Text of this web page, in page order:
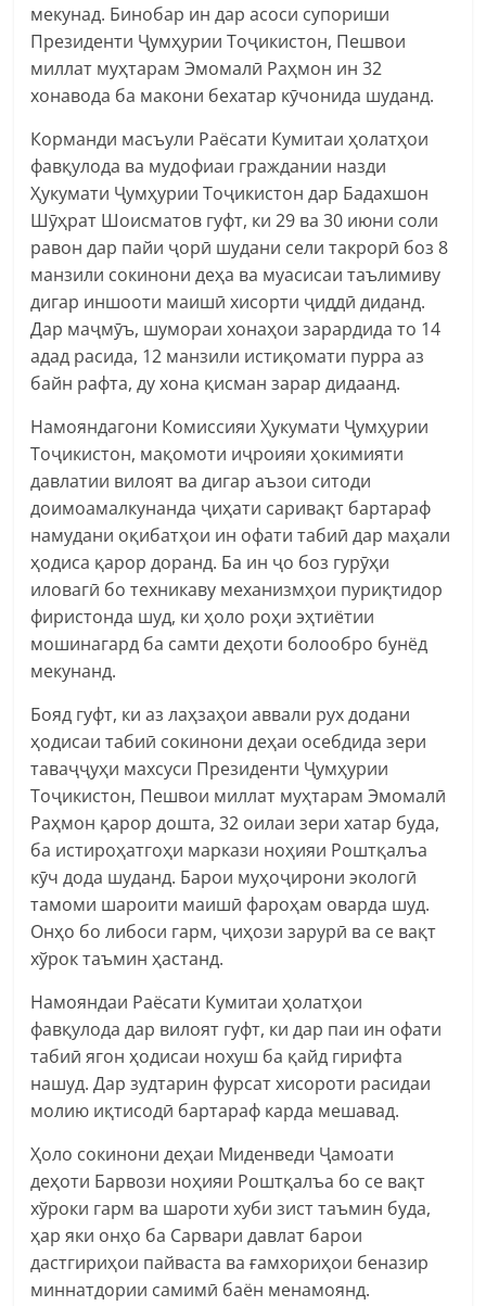
мекунад. Бинобар ин дар асоси супориши
Президенти Ҷумҳурии Тоҷикистон, Пешвои
миллат муҳтарам Эмомалӣ Раҳмон ин 32
хонавода ба макони бехатар кӯчонида шуданд.
Корманди масъули Раёсати Кумитаи ҳолатҳои
фавқулода ва мудофиаи граждании назди
Ҳукумати Ҷумҳурии Тоҷикистон дар Бадахшон
Шӯҳрат Шоисматов гуфт, ки 29 ва 30 июни соли
равон дар пайи ҷорӣ шудани сели такрорӣ боз 8
манзили сокинони деҳа ва муасисаи таълимиву
дигар иншооти маишӣ хисорти ҷиддӣ диданд.
Дар маҷмӯъ, шумораи хонаҳои зарардида то 14
адад расида, 12 манзили истиқомати пурра аз
байн рафта, ду хона қисман зарар дидаанд.
Намояндагони Комиссияи Ҳукумати Ҷумҳурии
Тоҷикистон, мақомоти иҷроияи ҳокимияти
давлатии вилоят ва дигар аъзои ситоди
доимоамалкунанда ҷиҳати саривақт бартараф
намудани оқибатҳои ин офати табиӣ дар маҳали
ҳодиса қарор доранд. Ба ин ҷо боз гурӯҳи
иловагӣ бо техникаву механизмҳои пуриқтидор
фиристонда шуд, ки ҳоло роҳи эҳтиётии
мошинагард ба самти деҳоти болообро бунёд
мекунанд.
Бояд гуфт, ки аз лаҳзаҳои аввали рух додани
ҳодисаи табиӣ сокинони деҳаи осебдида зери
таваҷҷуҳи махсуси Президенти Ҷумҳурии
Тоҷикистон, Пешвои миллат муҳтарам Эмомалӣ
Раҳмон қарор дошта, 32 оилаи зери хатар буда,
ба истироҳатгоҳи маркази ноҳияи Роштқалъа
кӯч дода шуданд. Барои муҳоҷирони экологӣ
тамоми шароити маишӣ фароҳам оварда шуд.
Онҳо бо либоси гарм, ҷиҳози зарурӣ ва се вақт
хўрок таъмин ҳастанд.
Намояндаи Раёсати Кумитаи ҳолатҳои
фавқулода дар вилоят гуфт, ки дар паи ин офати
табиӣ ягон ҳодисаи нохуш ба қайд гирифта
нашуд. Дар зудтарин фурсат хисороти расидаи
молию иқтисодӣ бартараф карда мешавад.
Ҳоло сокинони деҳаи Миденведи Ҷамоати
деҳоти Барвози ноҳияи Роштқалъа бо се вақт
хўроки гарм ва шароти хуби зист таъмин буда,
ҳар яки онҳо ба Сарвари давлат барои
дастгириҳои пайваста ва ғамхориҳои беназир
миннатдории самимӣ баён менамоянд.